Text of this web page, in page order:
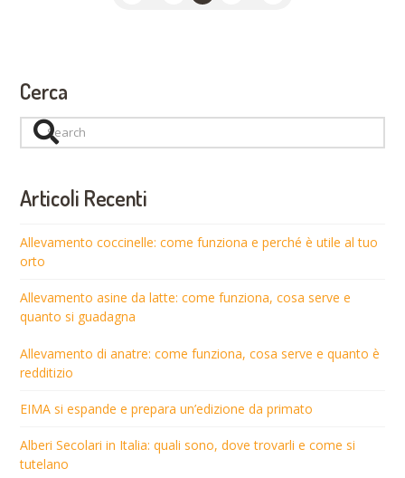
Cerca
Search
Articoli Recenti
Allevamento coccinelle: come funziona e perché è utile al tuo
orto
Allevamento asine da latte: come funziona, cosa serve e
quanto si guadagna
Allevamento di anatre: come funziona, cosa serve e quanto è
redditizio
EIMA si espande e prepara un’edizione da primato
Alberi Secolari in Italia: quali sono, dove trovarli e come si
tutelano